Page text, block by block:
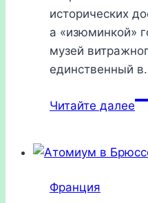
исторических
а «изюминкой»
музей
единственный
Читайте далее
Франция